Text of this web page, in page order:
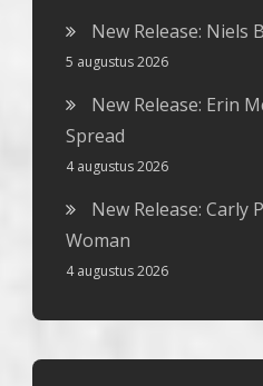
New Release: Niels
5 augustus 2026
New Release: Erin
Spread
4 augustus 2026
New Release: Carly
Woman
4 augustus 2026